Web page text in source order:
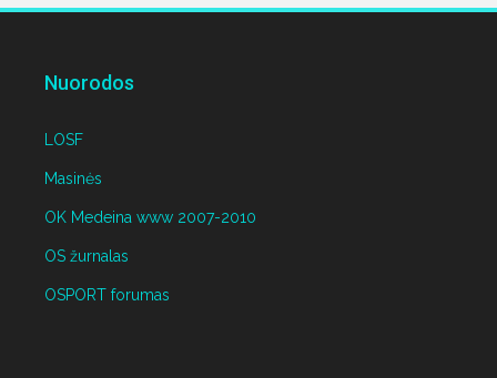
Nuorodos
LOSF
Masinės
OK Medeina www 2007-2010
OS žurnalas
OSPORT forumas